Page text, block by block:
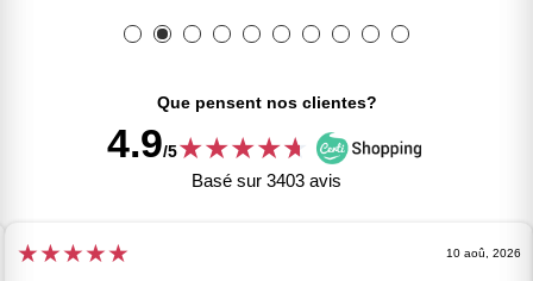
Que pensent nos clientes?
4.9/5★★★★★
★
Basé sur 3403 avis
★★★★★ 10 aoû, 2026